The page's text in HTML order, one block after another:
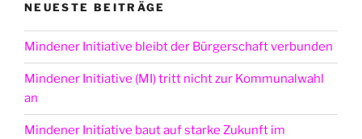
NEUESTE BEITRÄGE
Mindener Initiative bleibt der Bürgerschaft verbunden
Mindener Initiative (MI) tritt nicht zur Kommunalwahl
an
Mindener Initiative baut auf starke Zukunft im